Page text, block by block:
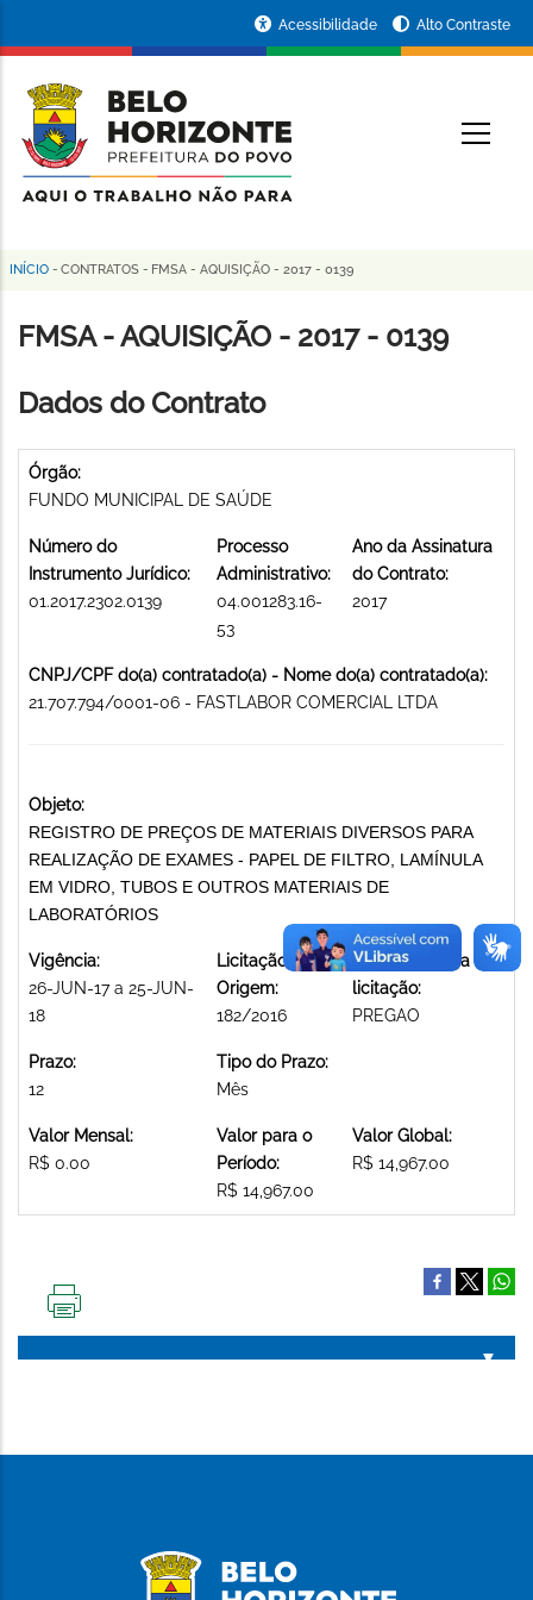
conteúdo
principal
da
Prefeitura
de
Horizonte
Acessibilidade Alto Contraste
Trilha
de
INÍCIO - CONTRATOS - FMSA - AQUISIÇÃO - 2017 - 0139
FMSA - AQUISIÇÃO - 2017 - 0139
Dados do Contrato
Órgão:
FUNDO MUNICIPAL DE SAÚDE
Número do
Instrumento Jurídico:
01.2017.2302.0139
Processo
Administrativo:
04.001283.16-
53
Ano da Assinatura
do Contrato:
2017
CNPJ/CPF do(a) contratado(a) - Nome do(a) contratado(a):
21.707.794/0001-06 - FASTLABOR COMERCIAL LTDA
Objeto:
REGISTRO DE PREÇOS DE MATERIAIS DIVERSOS PARA
REALIZAÇÃO DE EXAMES - PAPEL DE FILTRO, LAMÍNULA
EM VIDRO, TUBOS E OUTROS MATERIAIS DE
LABORATÓRIOS
Vigência:
26-JUN-17 a 25-JUN-
18
Licitação de
Origem:
182/2016
Modalidade da
licitação:
PREGAO
Prazo:
12
Tipo do Prazo:
Mês
Valor Mensal:
R$ 0.00
Valor para o
Período:
R$ 14,967.00
Valor Global:
R$ 14,967.00
PÁGINA